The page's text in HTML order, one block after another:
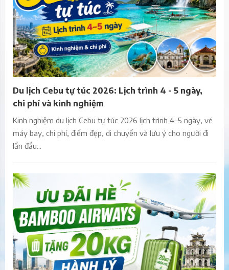
Du lịch Cebu tự túc 2026: Lịch trình 4 - 5 ngày,
chi phí và kinh nghiệm
Kinh nghiệm du lịch Cebu tự túc 2026 lịch trình 4–5 ngày, vé
máy bay, chi phí, điểm đẹp, di chuyển và lưu ý cho người đi
lần đầu...